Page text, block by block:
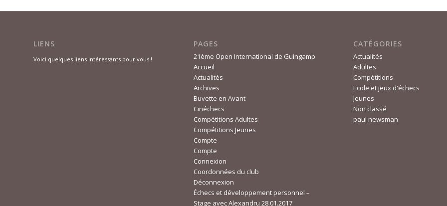
LIENS
Voici quelques liens intéressants pour vous !
PAGES
21ème Open International de Guingamp
Accueil
Actualités
Archives
Buvette en Avant
Cinéchecs
Compétitions Adultes
Compétitions Jeunes
Compte
Compte
Connexion
Coordonnées du club
Déconnexion
Échecs et développement personnel –
Stage avec Alexandru 28.01.2017
CATÉGORIES
Actualités
Adultes
Compétitions
Ecole et jeux d'échecs
Jeunes
Non classé
paul newsman